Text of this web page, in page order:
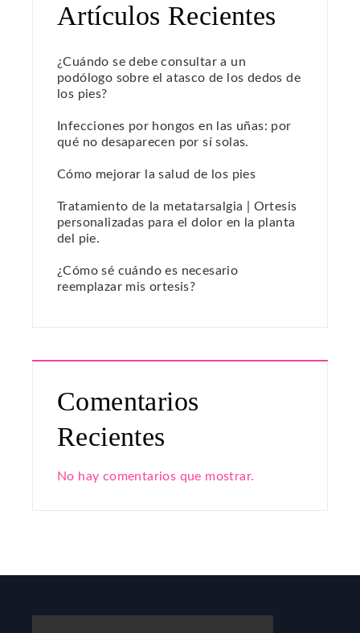
Artículos Recientes
¿Cuándo se debe consultar a un
podólogo sobre el atasco de los dedos de
los pies?
Infecciones por hongos en las uñas: por
qué no desaparecen por sí solas.
Cómo mejorar la salud de los pies
Tratamiento de la metatarsalgia | Ortesis
personalizadas para el dolor en la planta
del pie.
¿Cómo sé cuándo es necesario
reemplazar mis ortesis?
Comentarios
Recientes
No hay comentarios que mostrar.